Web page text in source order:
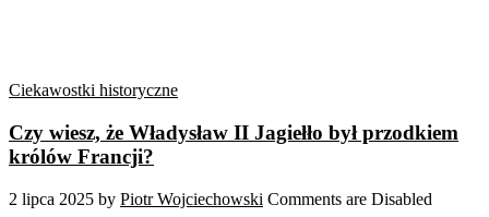
Ciekawostki historyczne
Czy wiesz, że Władysław II Jagiełło był przodkiem
królów Francji?
2 lipca 2025 by Piotr Wojciechowski Comments are Disabled